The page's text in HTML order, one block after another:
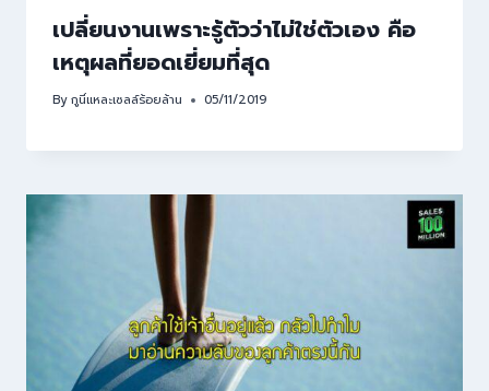
เปลี่ยนงานเพราะรู้ตัวว่าไม่ใช่ตัวเอง คือ
เหตุผลที่ยอดเยี่ยมที่สุด
Byกูนี่แหละเซลล์ร้อยล้าน 05/11/2019